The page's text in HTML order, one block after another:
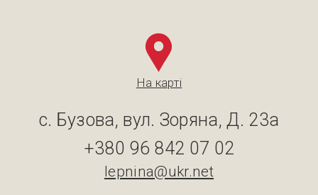
На карті
с. Бузова, вул. Зоряна, Д. 23а
+380 96 842 07 02
lepnina@ukr.net